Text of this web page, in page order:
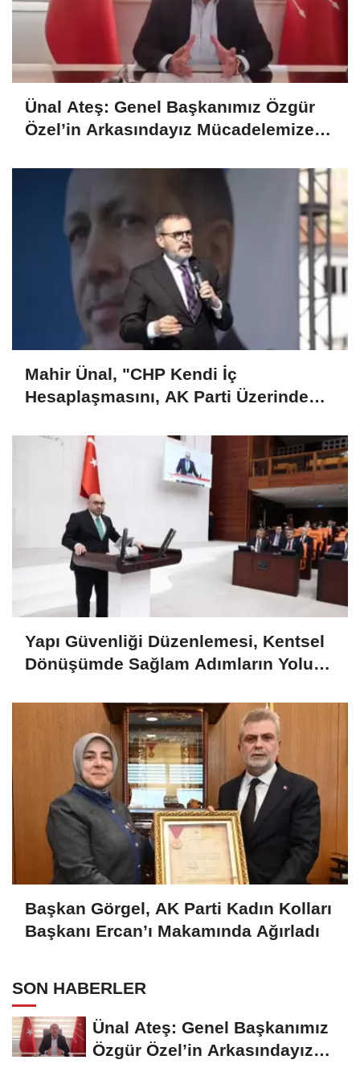
Ünal Ateş: Genel Başkanımız Özgür
Özel’in Arkasındayız Mücadelemize
Mahir Ünal, "CHP Kendi İç
Hesaplaşmasını, AK Parti Üzerinden
Yapı Güvenliği Düzenlemesi, Kentsel
Dönüşümde Sağlam Adımların Yolunu
Başkan Görgel, AK Parti Kadın Kolları
Başkanı Ercan’ı Makamında Ağırladı
SON HABERLER
Ünal Ateş: Genel Başkanımız
Özgür Özel’in Arkasındayız